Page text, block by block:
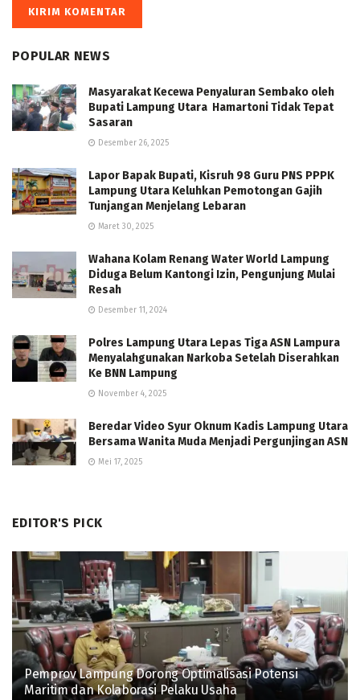
POPULAR NEWS
Masyarakat Kecewa Penyaluran Sembako oleh
Bupati Lampung Utara Hamartoni Tidak Tepat
Sasaran
Desember 26, 2025
Lapor Bapak Bupati, Kisruh 98 Guru PNS PPPK
Lampung Utara Keluhkan Pemotongan Gajih
Tunjangan Menjelang Lebaran
Maret 30, 2025
Wahana Kolam Renang Water World Lampung
Diduga Belum Kantongi Izin, Pengunjung Mulai
Resah
Desember 11, 2024
Polres Lampung Utara Lepas Tiga ASN Lampura
Menyalahgunakan Narkoba Setelah Diserahkan
Ke BNN Lampung
November 4, 2025
Beredar Video Syur Oknum Kadis Lampung Utara
Bersama Wanita Muda Menjadi Pergunjingan ASN
Mei 17, 2025
EDITOR'S PICK
Pemprov Lampung Dorong Optimalisasi Potensi
Maritim dan Kolaborasi Pelaku Usaha